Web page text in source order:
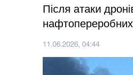
Після атаки
11.06.2026, 04:44